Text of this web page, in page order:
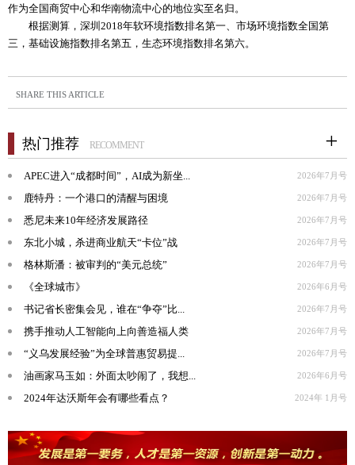
作为全国商贸中心和华南物流中心的地位实至名归。
根据测算，深圳2018年软环境指数排名第一、市场环境指数全国第
三，基础设施指数排名第五，生态环境指数排名第六。
SHARE THIS ARTICLE
热门推荐 RECOMMENT
APEC进入“成都时间”，AI成为新坐... 2026年7月号
鹿特丹：一个港口的清醒与困境 2026年7月号
悉尼未来10年经济发展路径 2026年7月号
东北小城，杀进商业航天“卡位”战 2026年7月号
格林斯潘：被审判的“美元总统” 2026年7月号
《全球城市》 2026年6月号
书记省长密集会见，谁在“争夺”比... 2026年7月号
携手推动人工智能向上向善造福人类 2026年7月号
“义乌发展经验”为全球普惠贸易提... 2026年7月号
油画家马玉如：外面太吵闹了，我想... 2026年6月号
2024年达沃斯年会有哪些看点？ 2024年 1月号